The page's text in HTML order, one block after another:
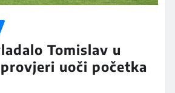
Tomislav u
uoči početka